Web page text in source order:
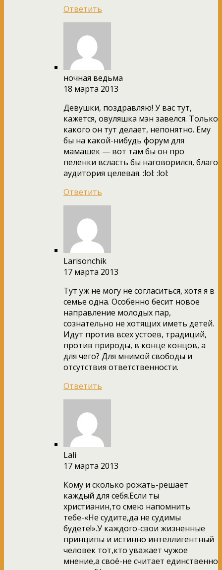
Ответить
ночная ведьма
18 марта 2013
Девушки, поздравляю! У вас тут,
кажется, овуляшка мэн завелся. Только
какого он тут делает, непонятно. Ему
бы на какой-нибудь форум для
мамашек — вот там бы он про
пеленки всласть бы наговорился, благо
аудитория целевая. :lol: :lol:
Ответить
Larisonchik
17 марта 2013
Тут уж не могу не согласиться, хотя я в
семье одна. Особенно бесит новое
направление молодых пар,
сознательно не хотящих иметь детей.
Идут против всех устоев, традиций,
против природы, в конце концов, а
для чего? Для мнимой свободы и
отсутствия ответственности.
Ответить
Lali
17 марта 2013
Кому и сколько рожать-решает
каждый для себя.Если ты
христианин,то смею напомнить
тебе-«Не судите,да не судимы
будете!».У каждого-свои жизненные
принципы и истинно интеллигентный
человек тот,кто уважает чужое
мнение,а своё-не считает единственно